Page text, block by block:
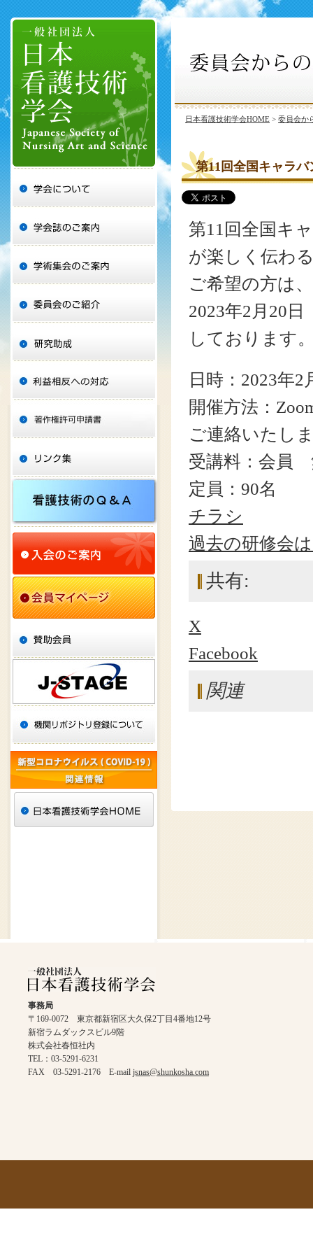
日本看護技術学会HOME > 委員会か
第11回全国キャラ
第11回全国キ
が楽しく伝わ
ご希望の方は、
2023年2月20
しております
日時：2023年2
開催方法：
ご連絡いたし
受講料：会
定員：90名
チラシ
過去の研修会
共有:
X
Facebook
関連
事務局
〒169-0072 東京都新宿区大久保2丁目4番地12号
新宿ラムダックスビル9階
株式会社春恒社内
TEL：03-5291-6231
FAX 03-5291-2176 E-mail jsnas@shunkosha.com